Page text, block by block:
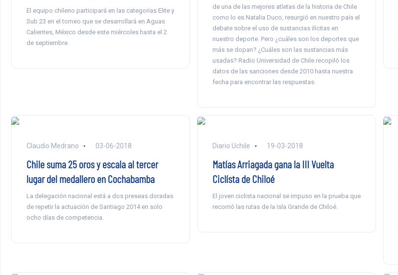
El equipo chileno participará en las categorías Elite y
Sub 23 en el torneo que se desarrollará en Aguas
Calientes, México desde este miércoles hasta el 2
de septiembre.
de una de las mejores atletas de la historia de Chile
como lo es Natalia Duco, resurgió en nuestro país el
debate sobre el uso de sustancias ilícitas en
nuestro deporte. Pero ¿cuáles son los deportes que
más se dopan? ¿Cuáles son las sustancias más
usadas? Radio Universidad de Chile recopiló los
datos de las sanciones desde 2010 hasta nuestra
fecha para encontrar las respuestas.
Claudio Medrano 03-06-2018
Chile suma 25 oros y escala al tercer
lugar del medallero en Cochabamba
La delegación nacional está a dos preseas doradas
de repetir la actuación de Santiago 2014 en solo
ocho días de competencia.
Diario Uchile 19-03-2018
Matías Arriagada gana la III Vuelta
Ciclísta de Chiloé
El joven ciclista nacional se impuso en la prueba que
recorrió las rutas de la Isla Grande de Chiloé.